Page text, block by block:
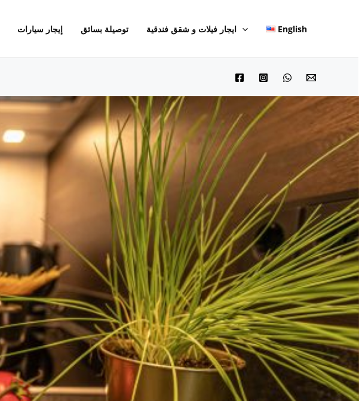
إيجار سيارات توصيلة بسائق ايجار فيلات و شقق فندقية English